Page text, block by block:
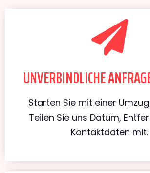
UNVERBINDLICHE
Starten Sie mit einer
Teilen Sie uns Datum,
Kontaktdaten mit.